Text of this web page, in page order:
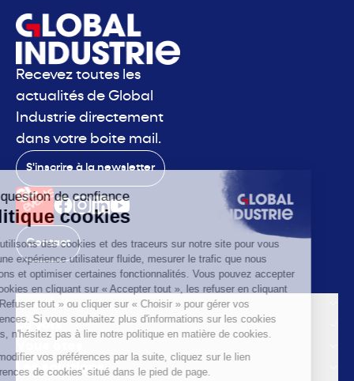
Recevez toutes les
actualités de Global
Industrie directement
dans votre boite mail.
S'inscrire à la newsletter
Contact
Le salon
La voix
Les solutions